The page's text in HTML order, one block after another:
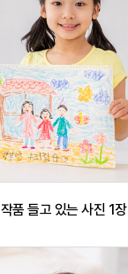
작품 들고 있는 사진 1장